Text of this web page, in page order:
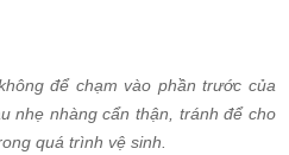
để chạm vào phần trước của
nhẹ nhàng cẩn thận, tránh để cho
quá trình vệ sinh.